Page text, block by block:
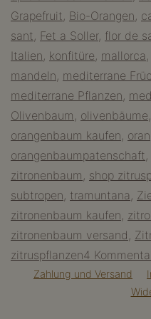
Tal
der
Orangen
Grapefruit, Bio-Orangen,
sant, Fet a Soller, flor de
Italien, konfitüre, mallorca ,
mandeln, mediterrane
mediterrane Pflanzen,
Olivenbaum , olivenbäume,
orangenbaum kaufen,
orangenbaumpatenschaft,
zitronenbaum , shop
subtropen, tramuntana ,
zitronenbaum kaufen,
zitronenbaum versand ,
zitruspflanzen4
Zahlung und Versand